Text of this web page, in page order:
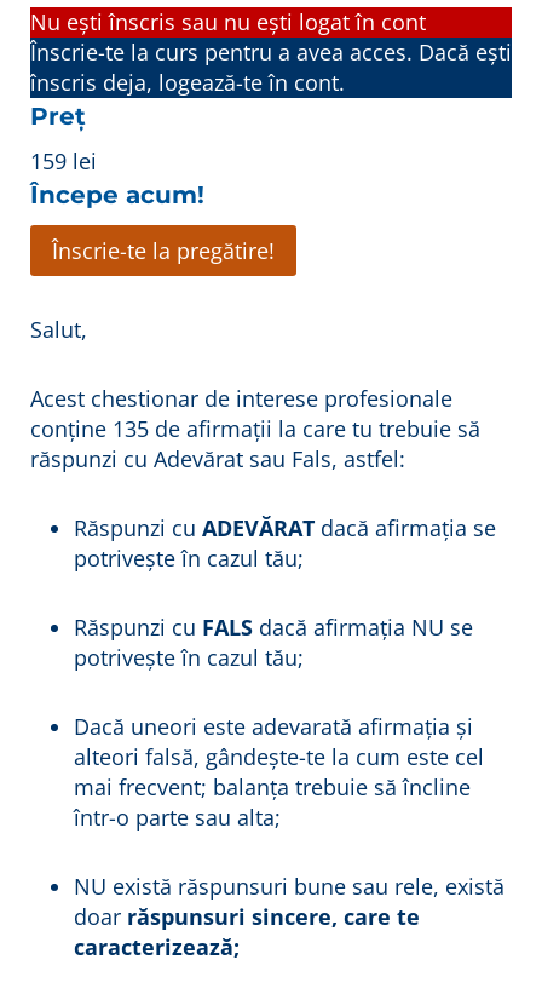
Nu ești înscris sau nu ești logat în cont
Înscrie-te la curs pentru a avea acces. Dacă ești
înscris deja, logează-te în cont.
Preț
159 lei
Începe acum!
Înscrie-te la pregătire!
Salut,
Acest chestionar de interese profesionale
conține 135 de afirmații la care tu trebuie să
răspunzi cu Adevărat sau Fals, astfel:
Răspunzi cu ADEVĂRAT dacă afirmația se
potrivește în cazul tău;
Răspunzi cu FALS dacă afirmația NU se
potrivește în cazul tău;
Dacă uneori este adevarată afirmația și
alteori falsă, gândește-te la cum este cel
mai frecvent; balanța trebuie să încline
într-o parte sau alta;
NU există răspunsuri bune sau rele, există
doar răspunsuri sincere, care te
caracterizează;